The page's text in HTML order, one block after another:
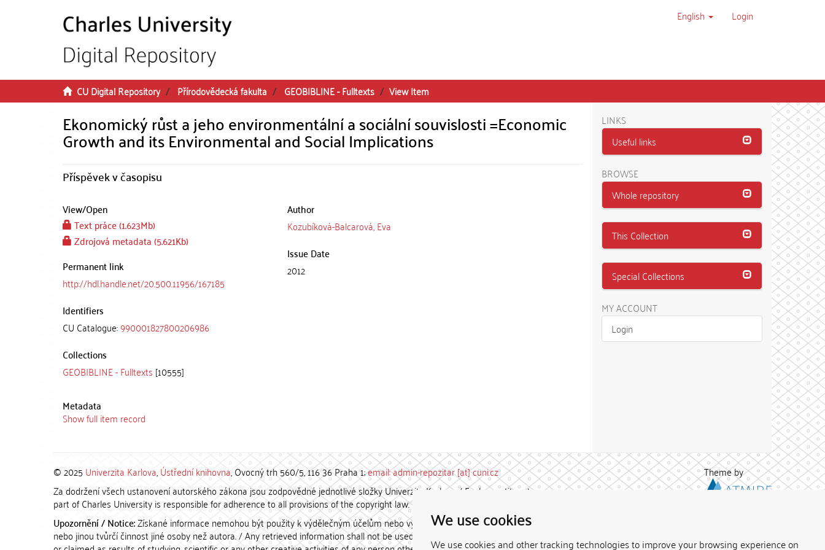
We use cookies
We use cookies and other tracking technologies to improve your browsing experience on
English Login
CU Digital Repository Přírodovědecká fakulta GEOBIBLINE - Fulltexts View Item
Ekonomický růst a jeho environmentální a sociální souvislosti =Economic
Growth and its Environmental and Social Implications
Příspěvek v časopisu
View/Open
Text práce (1.623Mb)
Zdrojová metadata (5.621Kb)
Permanent link
http://hdl.handle.net/20.500.11956/167185
Identifiers
CU Catalogue:990001827800206986
Collections
GEOBIBLINE - Fulltexts [10555]
Author
Kozubíková-Balcarová, Eva
Issue Date
2012
Metadata
Show full item record
LINKS
Useful links
BROWSE
Whole repository
This Collection
Special Collections
MY ACCOUNT
Login
© 2025 Univerzita Karlova,Ústřední knihovna, Ovocný trh 560/5, 116 36 Praha 1;email: admin-repozitar [at] cuni.cz
Za dodržení všech ustanovení autorského zákona jsou zodpovědné jednotlivé složky Univerzity Karlovy. / Each constituent
part of Charles University is responsible for adherence to all provisions of the copyright law.
Upozornění / Notice:Získané informace nemohou být použity k výdělečným účelům nebo vydávány za studijní, vědeckou
nebo jinou tvůrčí činnost jiné osoby než autora. / Any retrieved information shall not be used for any commercial purposes
Theme by